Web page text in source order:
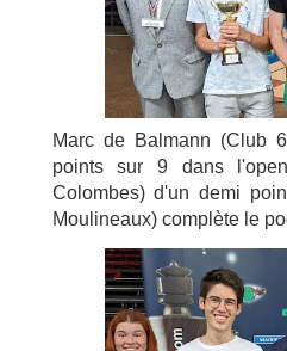
Marc de Balmann (Club
points sur 9 dans
Colombes) d'un demi
Moulineaux) complète le